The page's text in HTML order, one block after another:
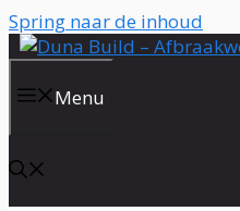
Spring naar de inhoud
Menu